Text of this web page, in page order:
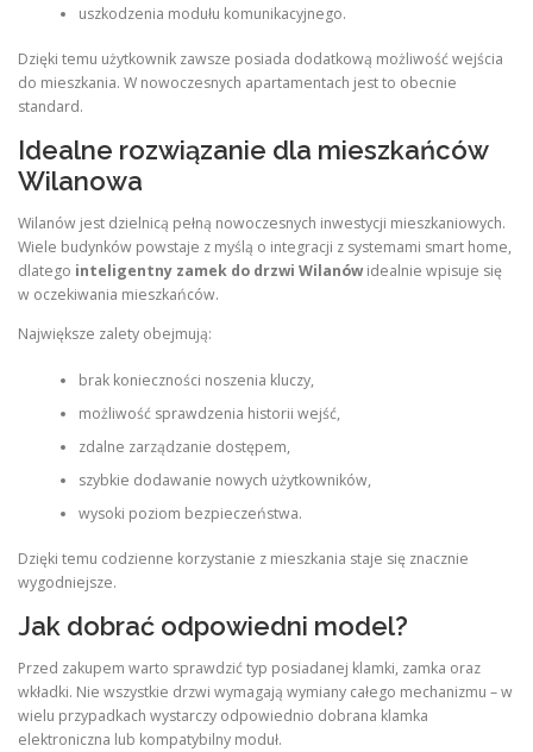
uszkodzenia modułu komunikacyjnego.
Dzięki temu użytkownik zawsze posiada dodatkową możliwość wejścia
do mieszkania. W nowoczesnych apartamentach jest to obecnie
standard.
Idealne rozwiązanie dla mieszkańców
Wilanowa
Wilanów jest dzielnicą pełną nowoczesnych inwestycji mieszkaniowych.
Wiele budynków powstaje z myślą o integracji z systemami smart home,
dlatego inteligentny zamek do drzwi Wilanówidealnie wpisuje się
w oczekiwania mieszkańców.
Największe zalety obejmują:
brak konieczności noszenia kluczy,
możliwość sprawdzenia historii wejść,
zdalne zarządzanie dostępem,
szybkie dodawanie nowych użytkowników,
wysoki poziom bezpieczeństwa.
Dzięki temu codzienne korzystanie z mieszkania staje się znacznie
wygodniejsze.
Jak dobrać odpowiedni model?
Przed zakupem warto sprawdzić typ posiadanej klamki, zamka oraz
wkładki. Nie wszystkie drzwi wymagają wymiany całego mechanizmu – w
wielu przypadkach wystarczy odpowiednio dobrana klamka
elektroniczna lub kompatybilny moduł.